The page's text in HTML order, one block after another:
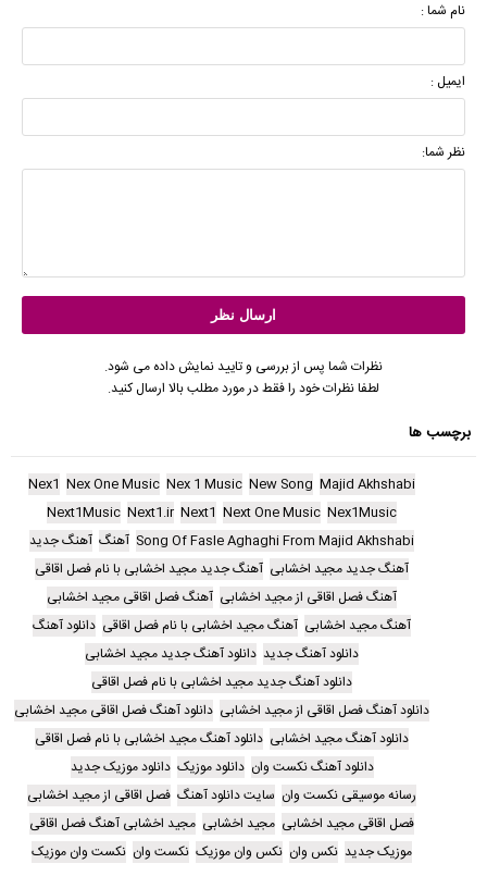
نام شما :
ایمیل :
نظر شما:
نظرات شما پس از بررسی و تایید نمایش داده می شود.
لطفا نظرات خود را فقط در مورد مطلب بالا ارسال کنید.
برچسب ها
Majid Akhshabi
New Song
Nex 1 Music
Nex One Music
Nex1
Nex1Music
Next One Music
Next1
Next1.ir
Next1Music
Song Of Fasle Aghaghi From Majid Akhshabi آهنگ آهنگ جدید
آهنگ جدید مجید اخشابی آهنگ جدید مجید اخشابی با نام فصل اقاقی
آهنگ فصل اقاقی از مجید اخشابی آهنگ فصل اقاقی مجید اخشابی
آهنگ مجید اخشابی آهنگ مجید اخشابی با نام فصل اقاقی دانلود آهنگ
دانلود آهنگ جدید دانلود آهنگ جدید مجید اخشابی
دانلود آهنگ جدید مجید اخشابی با نام فصل اقاقی
دانلود آهنگ فصل اقاقی از مجید اخشابی دانلود آهنگ فصل اقاقی مجید اخشابی
دانلود آهنگ مجید اخشابی دانلود آهنگ مجید اخشابی با نام فصل اقاقی
دانلود آهنگ نکست وان دانلود موزیک دانلود موزیک جدید
رسانه موسیقی نکست وان سایت دانلود آهنگ فصل اقاقی از مجید اخشابی
فصل اقاقی مجید اخشابی مجید اخشابی مجید اخشابی آهنگ فصل اقاقی
موزیک جدید نکس وان نکس وان موزیک نکست وان نکست وان موزیک